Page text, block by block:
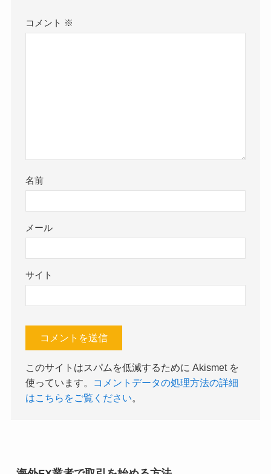
コメント ※
名前
メール
サイト
このサイトはスパムを低減するために Akismet を
使っています。
コメントデータの処理方法の詳細
はこちらをご覧ください。